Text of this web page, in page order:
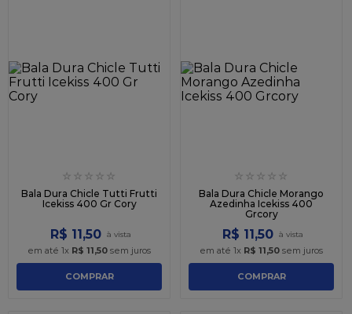
☆ ☆ ☆ ☆ ☆
Bala Dura Chicle Tutti Frutti
Icekiss 400 Gr Cory
R$ 11,50
em até 1x R$ 11,50 sem juros
COMPRAR
☆ ☆ ☆ ☆ ☆
Bala Dura Chicle Morango
Azedinha Icekiss 400
Grcory
R$ 11,50
em até 1x R$ 11,50 sem juros
COMPRAR
9º
caixa kraft
10º